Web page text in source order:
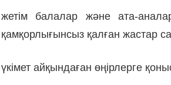
жетім балалар және ата-
қамқорлығынсыз қалған жастар
үкімет айқындаған өңірлерге